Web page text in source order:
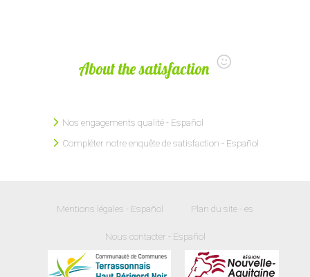
About the satisfaction
Nos engagements qualité - Español
Compléter notre enquête de satisfaction - Español
Mentions légales - Español Plan du site - es
Nous contacter - Español